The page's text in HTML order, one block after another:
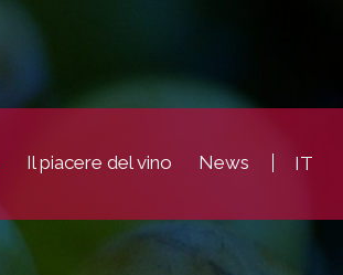
Il piacere del vino News IT